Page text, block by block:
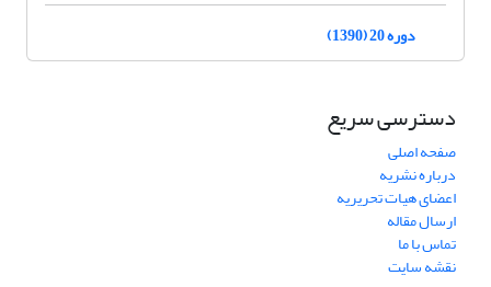
دوره 20 (1390)
دسترسی سریع
صفحه اصلی
درباره نشریه
اعضای هیات تحریریه
ارسال مقاله
تماس با ما
نقشه سایت